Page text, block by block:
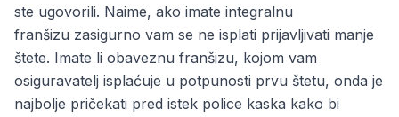
ste ugovorili. Naime, ako imate integralnu
franšizu zasigurno vam se ne isplati prijavljivati manje
štete. Imate li obaveznu franšizu, kojom vam
osiguravatelj isplaćuje u potpunosti prvu štetu, onda je
najbolje pričekati pred istek police kaska kako bi